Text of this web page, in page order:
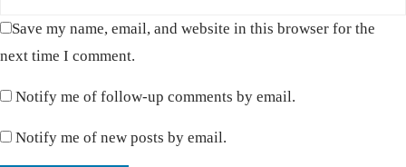
Save my name, email, and website in this browser for the
next time I comment.
Notify me of follow-up comments by email.
Notify me of new posts by email.